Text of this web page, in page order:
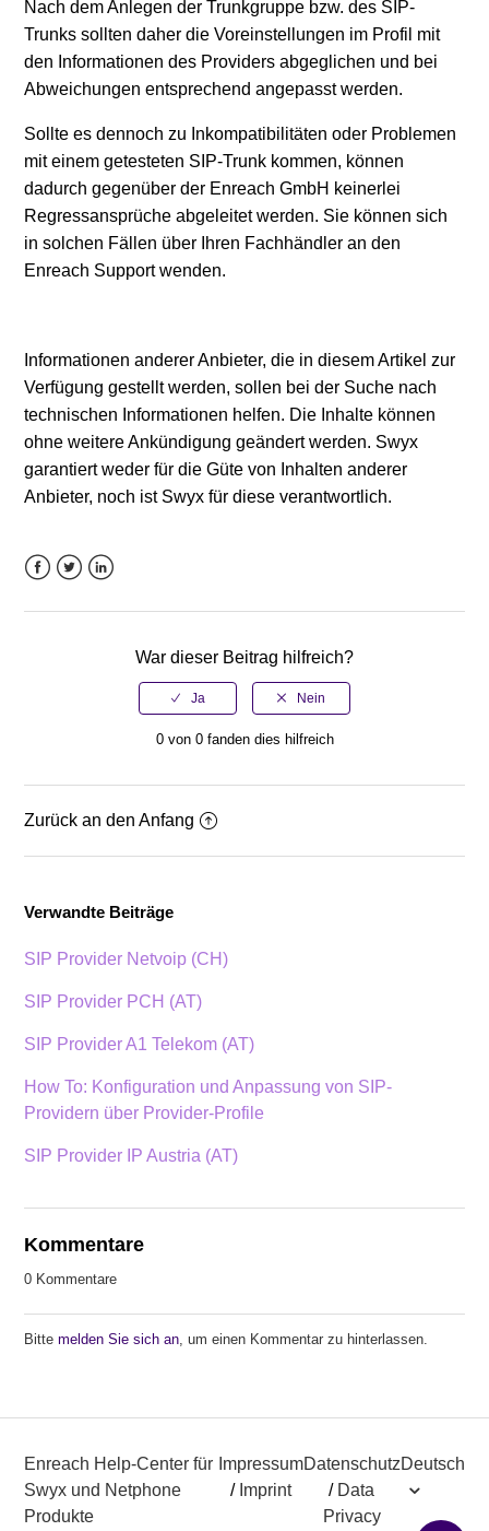
Nach dem Anlegen der Trunkgruppe bzw. des SIP-
Trunks sollten daher die Voreinstellungen im Profil mit
den Informationen des Providers abgeglichen und bei
Abweichungen entsprechend angepasst werden.
Sollte es dennoch zu Inkompatibilitäten oder Problemen
mit einem getesteten SIP-Trunk kommen, können
dadurch gegenüber der Enreach GmbH keinerlei
Regressansprüche abgeleitet werden. Sie können sich
in solchen Fällen über Ihren Fachhändler an den
Enreach Support wenden.
Informationen anderer Anbieter, die in diesem Artikel zur
Verfügung gestellt werden, sollen bei der Suche nach
technischen Informationen helfen. Die Inhalte können
ohne weitere Ankündigung geändert werden. Swyx
garantiert weder für die Güte von Inhalten anderer
Anbieter, noch ist Swyx für diese verantwortlich.
War dieser Beitrag hilfreich?
0 von 0 fanden dies hilfreich
Zurück an den Anfang
Verwandte Beiträge
SIP Provider Netvoip (CH)
SIP Provider PCH (AT)
SIP Provider A1 Telekom (AT)
How To: Konfiguration und Anpassung von SIP-
Providern über Provider-Profile
SIP Provider IP Austria (AT)
Kommentare
0 Kommentare
Bittemelden Sie sich an , um einen Kommentar zu hinterlassen.
Enreach Help-Center für
Swyx und Netphone
Produkte
Impressum
/ Imprint
Datenschutz
/ Data
Privacy
Deutsch